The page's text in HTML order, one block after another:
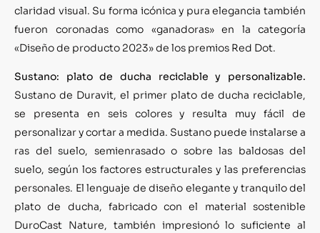
claridad visual. Su forma icónica y pura elegancia también
fueron coronadas como «ganadoras» en la categoría
«Diseño de producto 2023» de los premios Red Dot.
Sustano: plato de ducha reciclable y personalizable.
Sustano de Duravit, el primer plato de ducha reciclable,
se presenta en seis colores y resulta muy fácil de
personalizar y cortar a medida. Sustano puede instalarse a
ras del suelo, semienrasado o sobre las baldosas del
suelo, según los factores estructurales y las preferencias
personales. El lenguaje de diseño elegante y tranquilo del
plato de ducha, fabricado con el material sostenible
DuroCast Nature, también impresionó lo suficiente al